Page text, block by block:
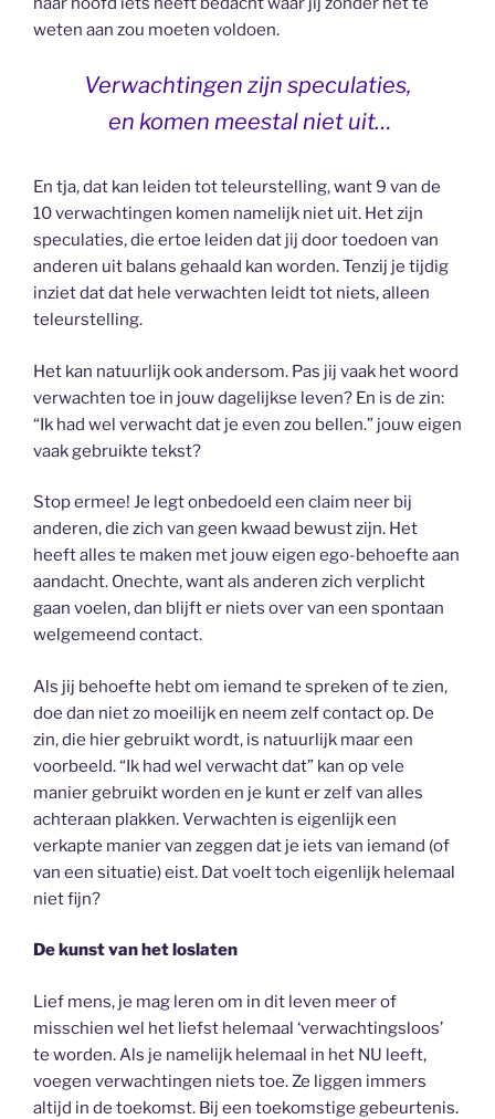
weten aan zou moeten voldoen.
Verwachtingen zijn speculaties,
en komen meestal niet uit…
En tja, dat kan leiden tot teleurstelling, want 9 van de
10 verwachtingen komen namelijk niet uit. Het zijn
speculaties, die ertoe leiden dat jij door toedoen van
anderen uit balans gehaald kan worden. Tenzij je tijdig
inziet dat dat hele verwachten leidt tot niets, alleen
teleurstelling.
Het kan natuurlijk ook andersom. Pas jij vaak het woord
verwachten toe in jouw dagelijkse leven? En is de zin:
“Ik had wel verwacht dat je even zou bellen.” jouw eigen
vaak gebruikte tekst?
Stop ermee! Je legt onbedoeld een claim neer bij
anderen, die zich van geen kwaad bewust zijn. Het
heeft alles te maken met jouw eigen ego-behoefte aan
aandacht. Onechte, want als anderen zich verplicht
gaan voelen, dan blijft er niets over van een spontaan
welgemeend contact.
Als jij behoefte hebt om iemand te spreken of te zien,
doe dan niet zo moeilijk en neem zelf contact op. De
zin, die hier gebruikt wordt, is natuurlijk maar een
voorbeeld. “Ik had wel verwacht dat” kan op vele
manier gebruikt worden en je kunt er zelf van alles
achteraan plakken. Verwachten is eigenlijk een
verkapte manier van zeggen dat je iets van iemand (of
van een situatie) eist. Dat voelt toch eigenlijk helemaal
niet fijn?
De kunst van het loslaten
Lief mens, je mag leren om in dit leven meer of
misschien wel het liefst helemaal ‘verwachtingsloos’
te worden. Als je namelijk helemaal in het NU leeft,
voegen verwachtingen niets toe. Ze liggen immers
altijd in de toekomst. Bij een toekomstige gebeurtenis.